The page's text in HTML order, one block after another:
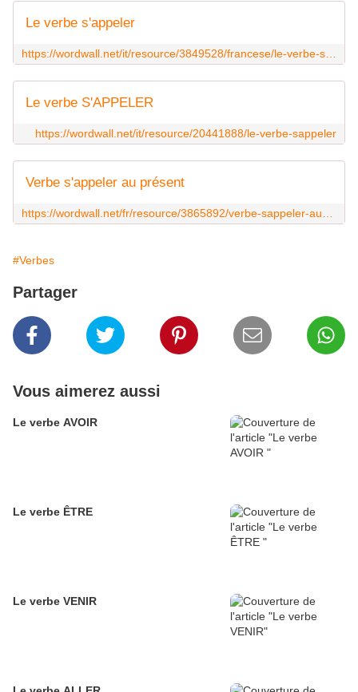
Le verbe s'appeler
Le verbe S'APPELER
https://wordwall.net/it/resource/20441888/le-verbe-sappeler
Verbe s'appeler au présent
#Verbes
Partager
Vous aimerez aussi
Le verbe AVOIR
Le verbe ÊTRE
Le verbe VENIR